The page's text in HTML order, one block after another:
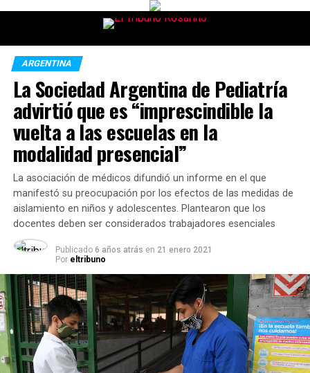
ARGENTINA
La Sociedad Argentina de Pediatría
advirtió que es “imprescindible la
vuelta a las escuelas en la
modalidad presencial”
La asociación de médicos difundió un informe en el que
manifestó su preocupación por los efectos de las medidas de
aislamiento en niños y adolescentes. Plantearon que los
docentes deben ser considerados trabajadores esenciales
Publicado 6 años atrás en 21 enero 2021
Por eltribuno